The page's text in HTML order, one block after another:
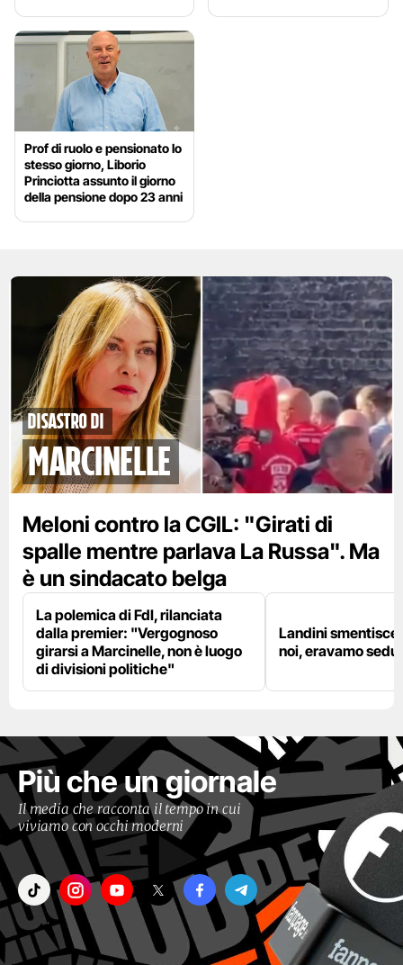
Prof di ruolo e pensionato lo
stesso giorno, Liborio
Princiotta assunto il giorno
della pensione dopo 23 anni
disastro di
marcinelle
Meloni contro la CGIL: "Girati di
spalle mentre parlava La Russa". Ma
è un sindacato belga
La polemica di FdI, rilanciata
dalla premier: "Vergognoso
girarsi a Marcinelle, non è luogo
di divisioni politiche"
Landini
noi, eravamo
Più che un giornale
Il media che racconta il tempo in cui
viviamo con occhi moderni